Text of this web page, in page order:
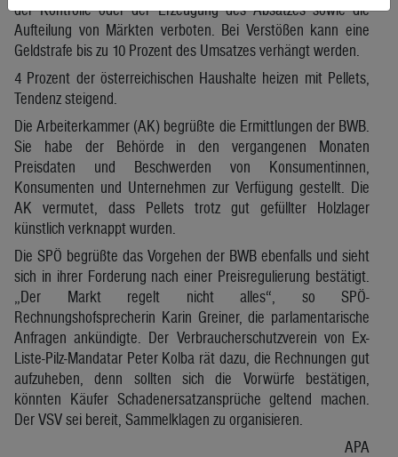
der Kontrolle oder der Erzeugung des Absatzes sowie die
Aufteilung von Märkten verboten. Bei Verstößen kann eine
Geldstrafe bis zu 10 Prozent des Umsatzes verhängt werden.
4 Prozent der österreichischen Haushalte heizen mit Pellets,
Tendenz steigend.
Die Arbeiterkammer (AK) begrüßte die Ermittlungen der BWB.
Sie habe der Behörde in den vergangenen Monaten
Preisdaten und Beschwerden von Konsumentinnen,
Konsumenten und Unternehmen zur Verfügung gestellt. Die
AK vermutet, dass Pellets trotz gut gefüllter Holzlager
künstlich verknappt wurden.
Die SPÖ begrüßte das Vorgehen der BWB ebenfalls und sieht
sich in ihrer Forderung nach einer Preisregulierung bestätigt.
„Der Markt regelt nicht alles“, so SPÖ-
Rechnungshofsprecherin Karin Greiner, die parlamentarische
Anfragen ankündigte. Der Verbraucherschutzverein von Ex-
Liste-Pilz-Mandatar Peter Kolba rät dazu, die Rechnungen gut
aufzuheben, denn sollten sich die Vorwürfe bestätigen,
könnten Käufer Schadenersatzansprüche geltend machen.
Der VSV sei bereit, Sammelklagen zu organisieren.
APA